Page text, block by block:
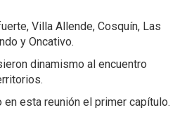
Villa Allende, Cosquín, Las
y Oncativo.
dinamismo al encuentro
esta reunión el primer capítulo.